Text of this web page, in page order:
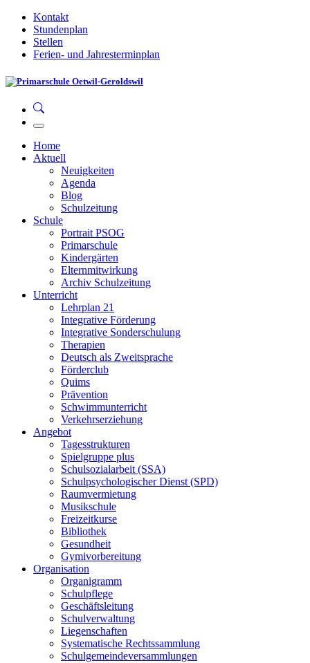
Kontakt
Stundenplan
Stellen
Ferien- und Jahresterminplan
Home
Aktuell
Neuigkeiten
Agenda
Blog
Schulzeitung
Schule
Portrait PSOG
Primarschule
Kindergärten
Elternmitwirkung
Archiv Schulzeitung
Unterricht
Lehrplan 21
Integrative Förderung
Integrative Sonderschulung
Therapien
Deutsch als Zweitsprache
Förderclub
Quims
Prävention
Schwimmunterricht
Verkehrserziehung
Angebot
Tagesstrukturen
Spielgruppe plus
Schulsozialarbeit (SSA)
Schulpsychologischer Dienst (SPD)
Raumvermietung
Musikschule
Freizeitkurse
Bibliothek
Gesundheit
Gymivorbereitung
Organisation
Organigramm
Schulpflege
Geschäftsleitung
Schulverwaltung
Liegenschaften
Systematische Rechtssammlung
Schulgemeindeversammlungen